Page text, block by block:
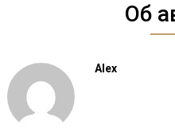
Об
Alex